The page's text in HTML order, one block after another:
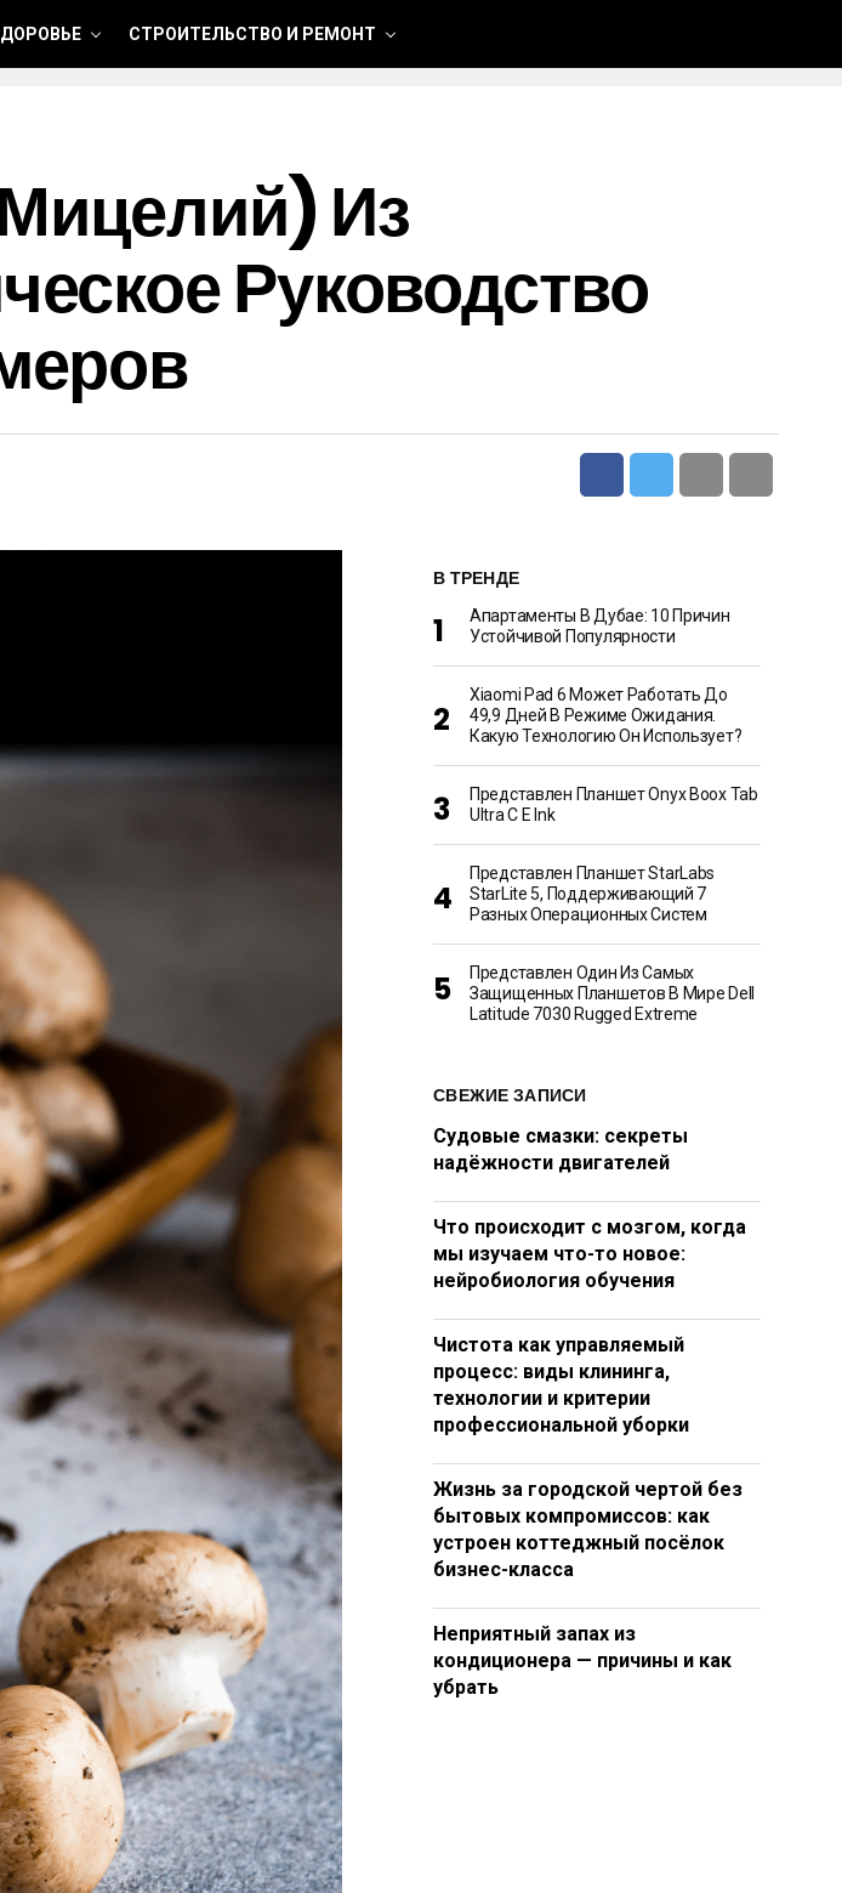
СТРОИТЕЛЬСТВО И РЕМОНТ
Из
Руководство
В ТРЕНДЕ
Апартаменты В Дубае: 10 Причин
Устойчивой Популярности
Xiaomi Pad 6 Может Работать До
49,9 Дней В Режиме Ожидания.
Какую Технологию Он Использует?
Представлен Планшет Onyx Boox Tab
Ultra C E Ink
Представлен Планшет StarLabs
StarLite 5, Поддерживающий 7
Разных Операционных Систем
Представлен Один Из Самых
Защищенных Планшетов В Мире Dell
Latitude 7030 Rugged Extreme
СВЕЖИЕ ЗАПИСИ
Судовые смазки: секреты
надёжности двигателей
Что происходит с мозгом, когда
мы изучаем что-то новое:
нейробиология обучения
Чистота как управляемый
процесс: виды клининга,
технологии и критерии
профессиональной уборки
Жизнь за городской чертой без
бытовых компромиссов: как
устроен коттеджный посёлок
бизнес-класса
Неприятный запах из
кондиционера — причины и как
убрать